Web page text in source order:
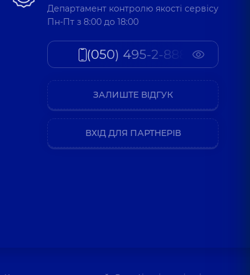
Департамент контролю якості сервісу
Пн-Пт з 8:00 до 18:00
(050) 495-2-888
ЗАЛИШТЕ ВІДГУК
ВХІД ДЛЯ ПАРТНЕРІВ